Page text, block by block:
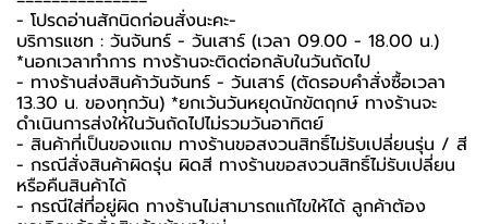
-️ โปรดอ่านสักนิดก่อนสั่งนะคะ-️
บริการแชท : วันจันทร์ - วันเสาร์ (เวลา 09.00 - 18.00 น.)
*นอกเวลาทำการ ทางร้านจะติดต่อกลับในวันถัดไป
- ทางร้านส่งสินค้าวันจันทร์ - วันเสาร์ (ตัดรอบคำสั่งซื้อเวลา
13.30 น. ของทุกวัน) *ยกเว้นวันหยุดนักขัตฤกษ์ ทางร้านจะ
ดำเนินการส่งให้ในวันถัดไปไม่รวมวันอาทิตย์
- สินค้าที่เป็นของแถม ทางร้านขอสงวนสิทธิ์ไม่รับเปลี่ยนรุ่น / สี
- กรณีสั่งสินค้าผิดรุ่น ผิดสี ทางร้านขอสงวนสิทธิ์ไม่รับเปลี่ยน
หรือคืนสินค้าได้
- กรณีใส่ที่อยู่ผิด ทางร้านไม่สามารถแก้ไขให้ได้ ลูกค้าต้อง